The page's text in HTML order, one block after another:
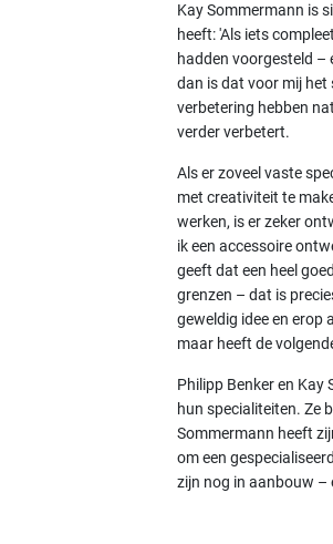
Kay Sommermann is
heeft: 'Als iets
hadden voorgesteld –
dan is dat voor mij het
verbetering hebben
verder verbetert.
Als er zoveel vaste
met creativiteit te
werken, is er zeker
ik een accessoire
geeft dat een heel
grenzen – dat is
geweldig idee en erop
maar heeft de
Philipp Benker en
hun specialiteiten. Ze
Sommermann heeft
om een
zijn nog in aanbouw –